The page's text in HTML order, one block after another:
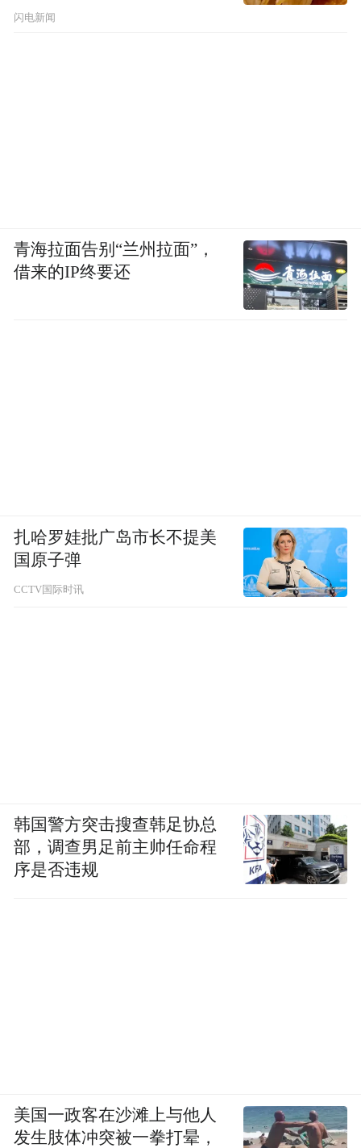
闪电新闻
青海拉面告别“兰州拉面”，
借来的IP终要还
扎哈罗娃批广岛市长不提美
国原子弹
CCTV国际时讯
韩国警方突击搜查韩足协总
部，调查男足前主帅任命程
序是否违规
美国一政客在沙滩上与他人
发生肢体冲突被一拳打晕，